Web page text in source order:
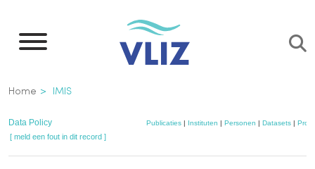
naar
inhoud
gaan
Kruimelpad
Home IMIS
Data Policy Publicaties | Instituten | Personen | Datasets |
[ meld een fout in dit record ]